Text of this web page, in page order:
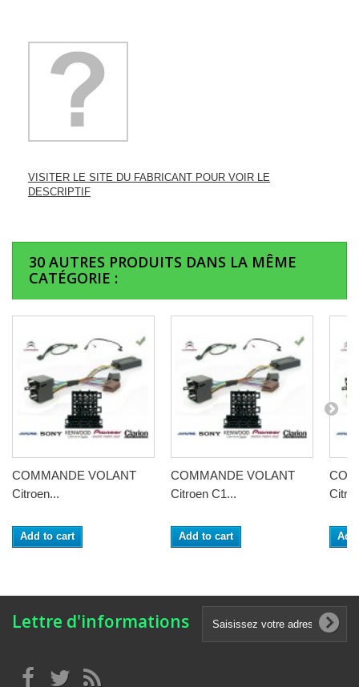
VISITER LE SITE DU FABRICANT POUR VOIR LE
DESCRIPTIF
30 AUTRES PRODUITS DANS LA MÊME
CATÉGORIE :
COMMANDE VOLANT
Citroen...
Add to cart
COMMANDE VOLANT
Citroen C1...
Add to cart
Lettre d'informations